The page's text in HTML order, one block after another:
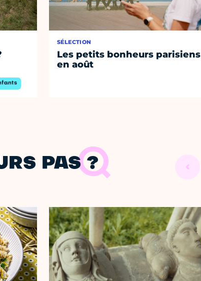
SÉLECTION
Les petits bonheurs parisiens
en août
PAS ?